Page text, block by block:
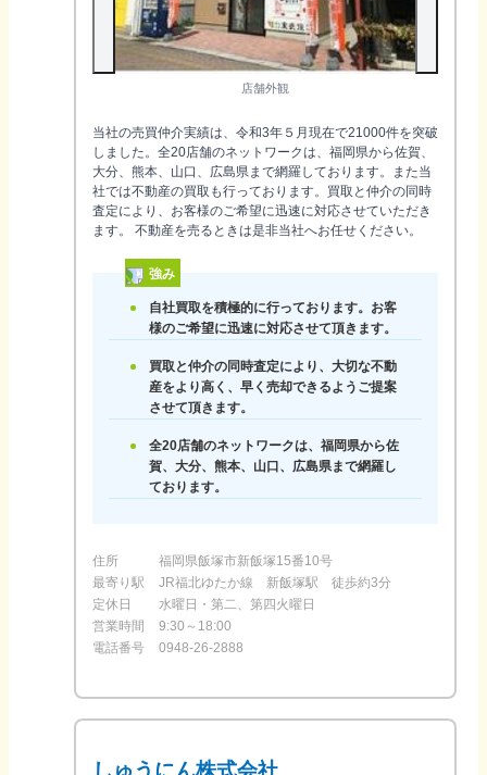
店舗外観
当社の売買仲介実績は、令和3年５月現在で21000件を突破
しました。全20店舗のネットワークは、福岡県から佐賀、
大分、熊本、山口、広島県まで網羅しております。また当
社では不動産の買取も行っております。買取と仲介の同時
査定により、お客様のご希望に迅速に対応させていただき
ます。 不動産を売るときは是非当社へお任せください。
強み
自社買取を積極的に行っております。お客
様のご希望に迅速に対応させて頂きます。
買取と仲介の同時査定により、大切な不動
産をより高く、早く売却できるようご提案
させて頂きます。
全20店舗のネットワークは、福岡県から佐
賀、大分、熊本、山口、広島県まで網羅し
ております。
住所
福岡県飯塚市新飯塚15番10号
最寄り駅
JR福北ゆたか線 新飯塚駅 徒歩約3分
定休日
水曜日・第二、第四火曜日
営業時間
9:30～18:00
電話番号
0948-26-2888
しゅうにん株式会社